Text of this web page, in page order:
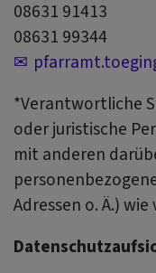
08631 91413
08631 99344
*Verantwortliche
oder juristische
mit anderen
Adressen o. Ä.)